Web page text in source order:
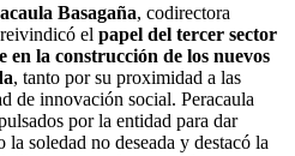
Basagaña, codirectora
el papel del tercer sector
la construcción de los nuevos
, tanto por su proximidad a las
de innovación social. Peracaula
por la entidad para dar
la soledad no deseada y destacó la